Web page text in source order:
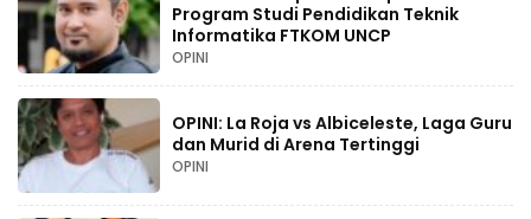
Program Studi Pendidikan Teknik
Informatika FTKOM UNCP
OPINI
OPINI: La Roja vs Albiceleste, Laga Guru
dan Murid di Arena Tertinggi
OPINI